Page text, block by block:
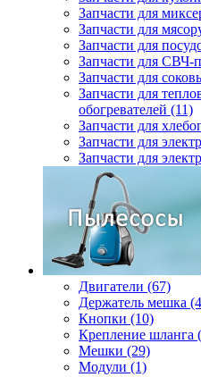
Запчасти для
Запчасти для
Запчасти для
Запчасти для СВЧ-
Запчасти для
Запчасти для
обогревателей (11)
Запчасти для
Запчасти для
Запчасти для
Двигатели (67)
Держатель мешка
Кнопки (10)
Крепление шланга
Мешки (29)
Модули (1)